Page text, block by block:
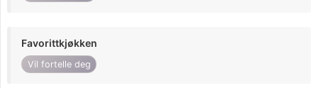
Favorittkjøkken
Vil fortelle deg